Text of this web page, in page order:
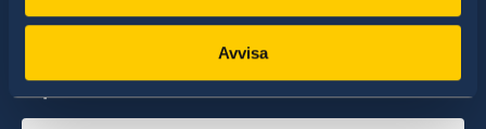
Avvisa
Hitta ambassader, generalkonsulat och
representationer: